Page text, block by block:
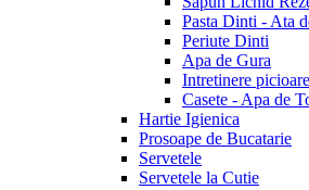
Pasta Dinti - Ata
Periute Dinti
Apa de Gura
Intretinere picioare
Casete - Apa de
Hartie Igienica
Prosoape de Bucatarie
Servetele
Servetele la Cutie